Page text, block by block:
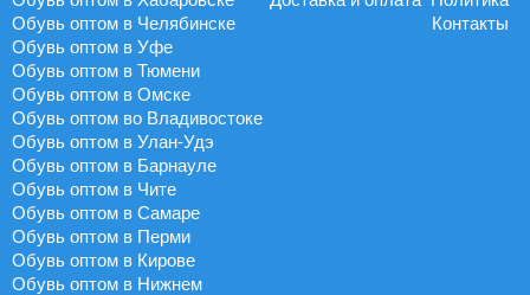
Обувь оптом в Челябинске
Обувь оптом в Уфе
Обувь оптом в Тюмени
Обувь оптом в Омске
Обувь оптом во Владивостоке
Обувь оптом в Улан-Удэ
Обувь оптом в Барнауле
Обувь оптом в Чите
Обувь оптом в Самаре
Обувь оптом в Перми
Обувь оптом в Кирове
Обувь оптом в Нижнем
Контакты